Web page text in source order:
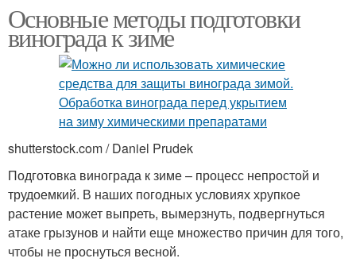
Основные методы подготовки
винограда к зиме
shutterstock.com / Daniel Prudek
Подготовка винограда к зиме – процесс непростой и
трудоемкий. В наших погодных условиях хрупкое
растение может выпреть, вымерзнуть, подвергнуться
атаке грызунов и найти еще множество причин для того,
чтобы не проснуться весной.